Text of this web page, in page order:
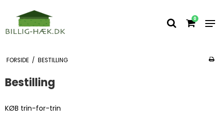
0
FORSIDE / BESTILLING
Bestilling
KØB trin-for-trin